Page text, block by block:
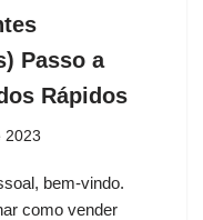
Passo a
Rápidos
2023
bem-vindo.
como vender